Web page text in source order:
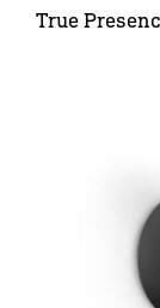
True